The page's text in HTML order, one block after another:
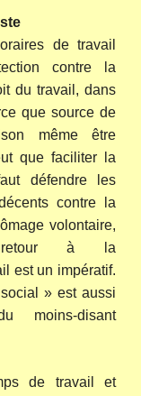
de travail
contre la
du travail, dans
que source de
même être
que faciliter la
défendre les
contre la
volontaire,
retour à la
est un impératif.
» est aussi
moins-disant
de travail et